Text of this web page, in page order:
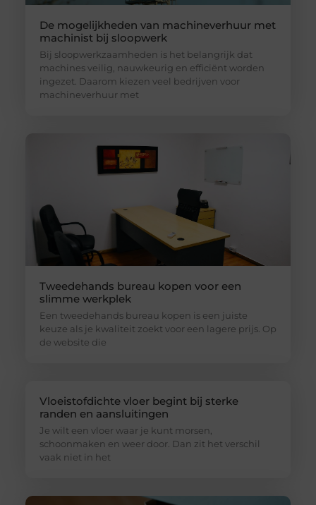
De mogelijkheden van machineverhuur met
machinist bij sloopwerk
Bij sloopwerkzaamheden is het belangrijk dat
machines veilig, nauwkeurig en efficiënt worden
ingezet. Daarom kiezen veel bedrijven voor
machineverhuur met
Tweedehands bureau kopen voor een
slimme werkplek
Een tweedehands bureau kopen is een juiste
keuze als je kwaliteit zoekt voor een lagere prijs. Op
de website die
Vloeistofdichte vloer begint bij sterke
randen en aansluitingen
Je wilt een vloer waar je kunt morsen,
schoonmaken en weer door. Dan zit het verschil
vaak niet in het